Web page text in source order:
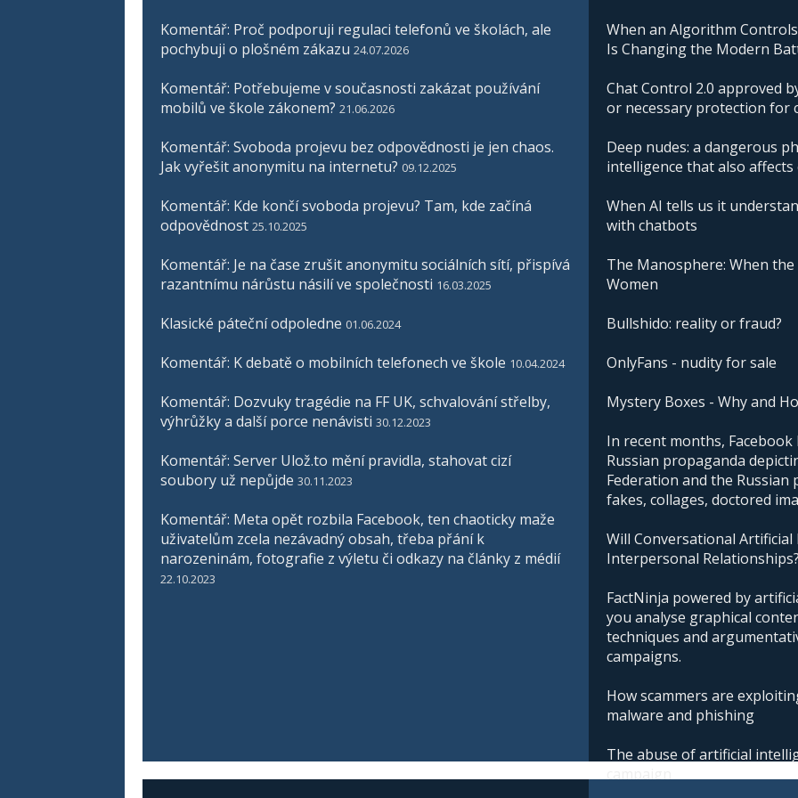
Komentář: Proč podporuji regulaci telefonů ve školách, ale
pochybuji o plošném zákazu 24.07.2026
Komentář: Potřebujeme v současnosti zakázat používání
mobilů ve škole zákonem? 21.06.2026
Komentář: Svoboda projevu bez odpovědnosti je jen chaos.
Jak vyřešit anonymitu na internetu? 09.12.2025
Komentář: Kde končí svoboda projevu? Tam, kde začíná
odpovědnost 25.10.2025
Komentář: Je na čase zrušit anonymitu sociálních sítí, přispívá
razantnímu nárůstu násilí ve společnosti 16.03.2025
Klasické páteční odpoledne 01.06.2024
Komentář: K debatě o mobilních telefonech ve škole 10.04.2024
Komentář: Dozvuky tragédie na FF UK, schvalování střelby,
výhrůžky a další porce nenávisti 30.12.2023
Komentář: Server Ulož.to mění pravidla, stahovat cizí
soubory už nepůjde 30.11.2023
Komentář: Meta opět rozbila Facebook, ten chaoticky maže
uživatelům zcela nezávadný obsah, třeba přání k
narozeninám, fotografie z výletu či odkazy na články z médií
22.10.2023
When an Algorithm
Is Changing the Modern
Chat Control 2.0 approved
or necessary protection for
Deep nudes: a dangerous
intelligence that also affects
When AI tells us it
with chatbots
The Manosphere: When
Women
Bullshido: reality or fraud?
OnlyFans - nudity for sale
Mystery Boxes - Why and
In recent months,
Russian propaganda
Federation and the Russian
fakes, collages, doctored
Will Conversational
Interpersonal
FactNinja powered by
you analyse graphical
techniques and
campaigns.
How scammers are
malware and phishing
The abuse of artificial